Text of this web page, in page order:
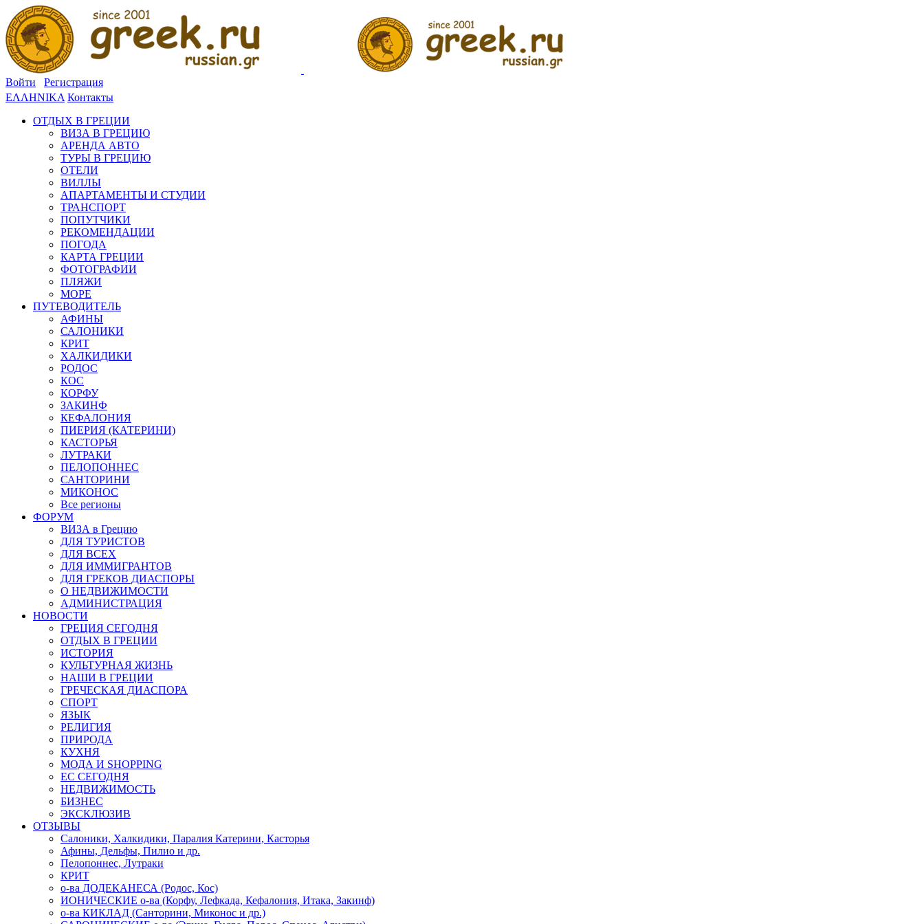
Войти
Регистрация
ΕΛΛΗΝΙΚΑ Контакты
ОТДЫХ В ГРЕЦИИ
ВИЗА В ГРЕЦИЮ
АРЕНДА АВТО
ТУРЫ В ГРЕЦИЮ
ОТЕЛИ
ВИЛЛЫ
АПАРТАМЕНТЫ И СТУДИИ
ТРАНСПОРТ
ПОПУТЧИКИ
РЕКОМЕНДАЦИИ
ПОГОДА
КАРТА ГРЕЦИИ
ФОТОГРАФИИ
ПЛЯЖИ
МОРЕ
ПУТЕВОДИТЕЛЬ
АФИНЫ
САЛОНИКИ
КРИТ
ХАЛКИДИКИ
РОДОС
КОС
КОРФУ
ЗАКИНФ
КЕФАЛОНИЯ
ПИЕРИЯ (КАТЕРИНИ)
КАСТОРЬЯ
ЛУТРАКИ
ПЕЛОПОННЕС
САНТОРИНИ
МИКОНОС
Все регионы
ФОРУМ
ВИЗА в Грецию
ДЛЯ ТУРИСТОВ
ДЛЯ ВСЕХ
ДЛЯ ИММИГРАНТОВ
ДЛЯ ГРЕКОВ ДИАСПОРЫ
О НЕДВИЖИМОСТИ
АДМИНИСТРАЦИЯ
НОВОСТИ
ГРЕЦИЯ СЕГОДНЯ
ОТДЫХ В ГРЕЦИИ
ИСТОРИЯ
КУЛЬТУРНАЯ ЖИЗНЬ
НАШИ В ГРЕЦИИ
ГРЕЧЕСКАЯ ДИАСПОРА
СПОРТ
ЯЗЫК
РЕЛИГИЯ
ПРИРОДА
КУХНЯ
МОДА И SHOPPING
ЕС СЕГОДНЯ
НЕДВИЖИМОСТЬ
БИЗНЕС
ЭКСКЛЮЗИВ
ОТЗЫВЫ
Салоники, Халкидики, Паралия Катерини, Касторья
Афины, Дельфы, Пилио и др.
Пелопоннес, Лутраки
КРИТ
о-ва ДОДЕКАНЕСА (Родос, Кос)
ИОНИЧЕСКИЕ о-ва (Корфу, Лефкада, Кефалония, Итака, Закинф)
о-ва КИКЛАД (Санторини, Миконос и др.)